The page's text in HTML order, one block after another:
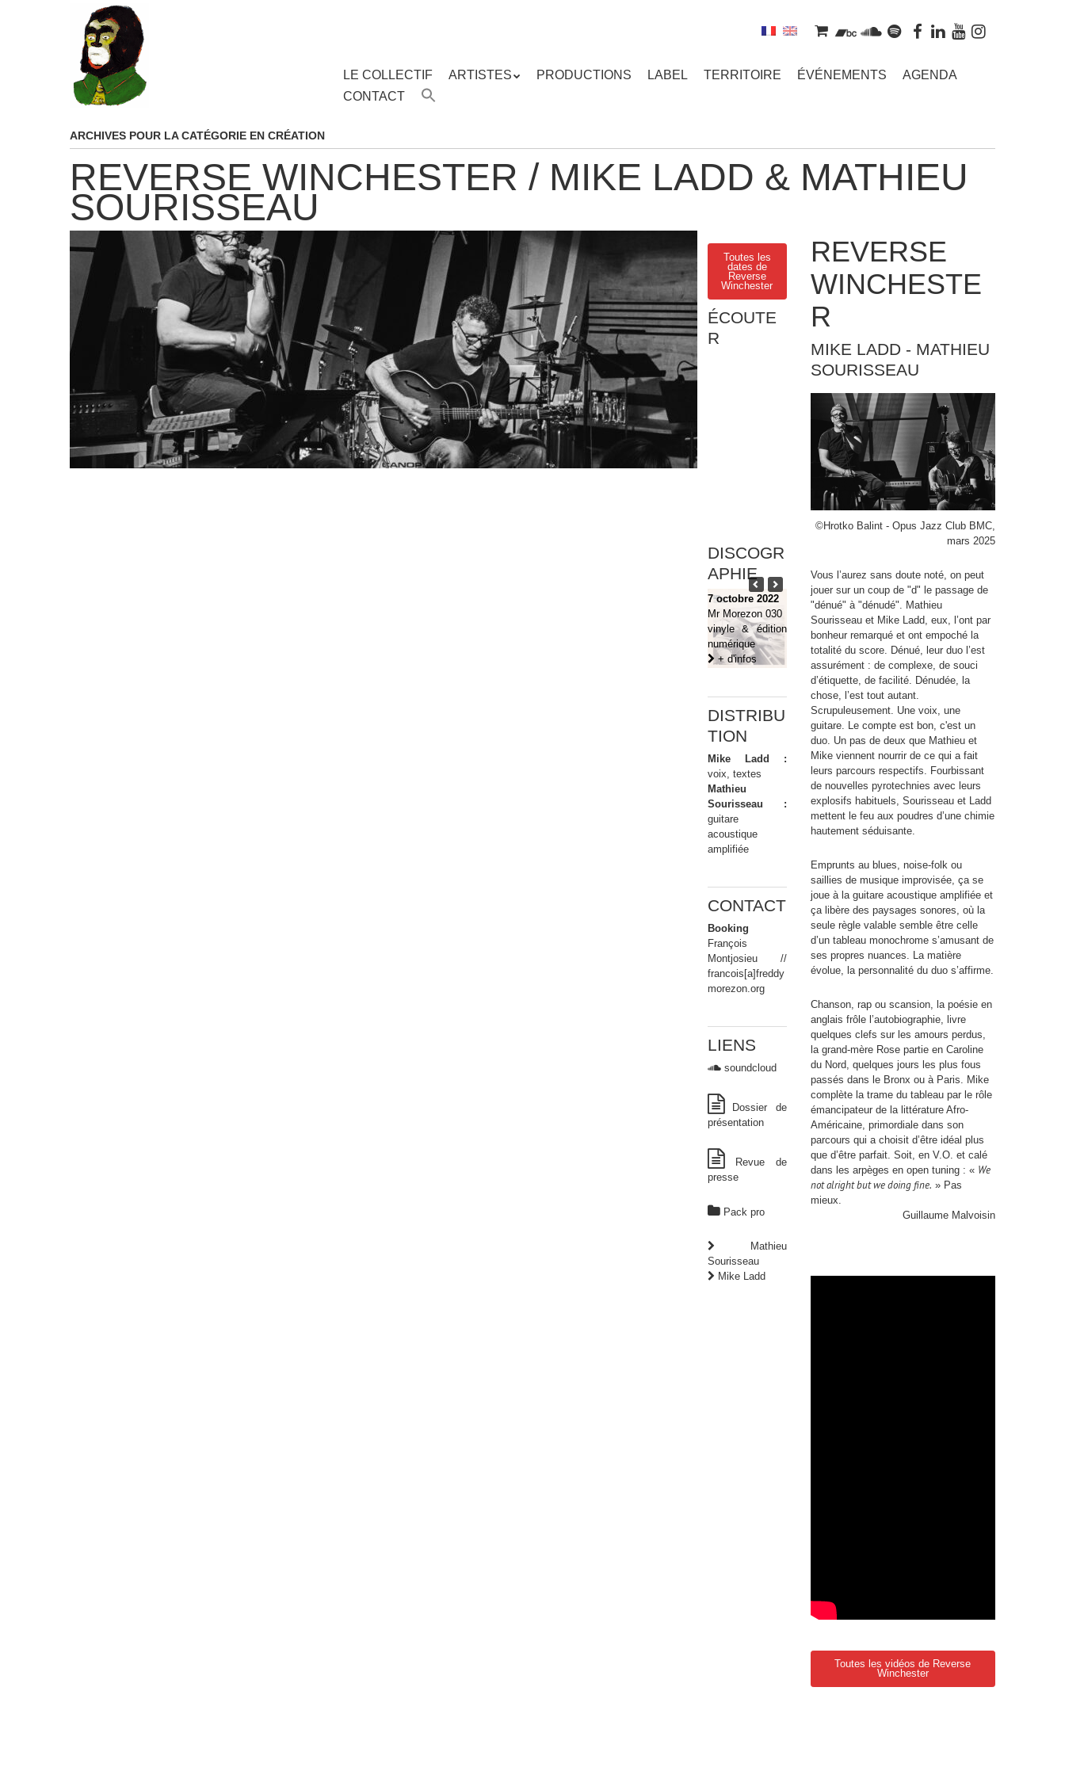
MENU
Aller
contenu
LE COLLECTIF ARTISTES PRODUCTIONS LABEL TERRITOIRE ÉVÉNEMENTS
AGENDA
CONTACT
ARCHIVES POUR LA CATÉGORIE EN CRÉATION
REVERSE WINCHESTER / MIKE LADD & MATHIEU
SOURISSEAU
Toutes les
dates de
Reverse
Winchester
ÉCOUTE
R
DISCOGR
APHIE
ROUTE 2
ULYSSES
7 octobre 2022
Mr Morezon 030
vinyle & édition
numérique
+ d'infos
DISTRIBU
TION
Mike Ladd :
voix, textes
Mathieu
Sourisseau :
guitare
acoustique
amplifiée
CONTACT
Booking
François
Montjosieu //
francois[a]freddy
morezon.org
LIENS
soundcloud
Dossier de
présentation
Revue de
presse
Pack pro
Mathieu
Sourisseau
Mike Ladd
REVERSE
WINCHESTE
R
MIKE LADD - MATHIEU
SOURISSEAU
©️Hrotko Balint - Opus Jazz Club BMC,
mars 2025
Vous l’aurez sans doute noté, on peut
jouer sur un coup de "d" le passage de
"dénué" à "dénudé". Mathieu
Sourisseau et Mike Ladd, eux, l’ont par
bonheur remarqué et ont empoché la
totalité du score. Dénué, leur duo l’est
assurément : de complexe, de souci
d’étiquette, de facilité. Dénudée, la
chose, l’est tout autant.
Scrupuleusement. Une voix, une
guitare. Le compte est bon, c'est un
duo. Un pas de deux que Mathieu et
Mike viennent nourrir de ce qui a fait
leurs parcours respectifs. Fourbissant
de nouvelles pyrotechnies avec leurs
explosifs habituels, Sourisseau et Ladd
mettent le feu aux poudres d’une chimie
hautement séduisante.
Emprunts au blues, noise-folk ou
saillies de musique improvisée, ça se
joue à la guitare acoustique amplifiée et
ça libère des paysages sonores, où la
seule règle valable semble être celle
d’un tableau monochrome s’amusant de
ses propres nuances. La matière
évolue, la personnalité du duo s’affirme.
Chanson, rap ou scansion, la poésie en
anglais frôle l’autobiographie, livre
quelques clefs sur les amours perdus,
la grand-mère Rose partie en Caroline
du Nord, quelques jours les plus fous
passés dans le Bronx ou à Paris. Mike
complète la trame du tableau par le rôle
émancipateur de la littérature Afro-
Américaine, primordiale dans son
parcours qui a choisit d’être idéal plus
que d’être parfait. Soit, en V.O. et calé
dans les arpèges en open tuning : « We
not alright but we doing fine. » Pas
mieux.
Guillaume Malvoisin
Toutes les vidéos de Reverse
Winchester